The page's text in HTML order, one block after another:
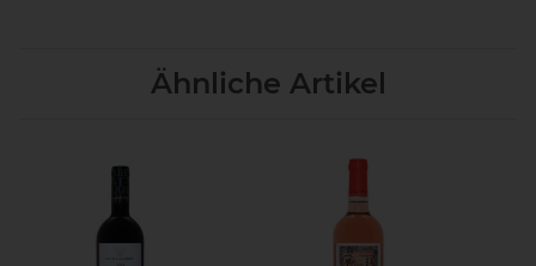
Ähnliche Artikel